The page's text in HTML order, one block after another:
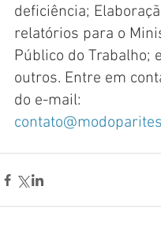
deficiência;
relatórios para o
Público do Trabalho;
outros. Entre em
do e-mail: